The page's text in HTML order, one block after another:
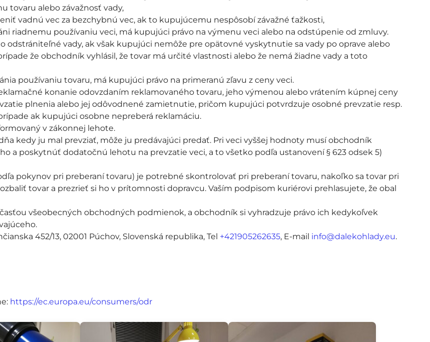
tovaru alebo závažnosť vady,
vadnú vec za bezchybnú vec, ak to kupujúcemu nespôsobí závažné ťažkosti,
riadnemu používaniu veci, má kupujúci právo na výmenu veci alebo na odstúpenie od zmluvy.
odstrániteľné vady, ak však kupujúci nemôže pre opätovné vyskytnutie sa vady po oprave alebo
že obchodník vyhlásil, že tovar má určité vlastnosti alebo že nemá žiadne vady a toto
používaniu tovaru, má kupujúci právo na primeranú zľavu z ceny veci.
konanie odovzdaním reklamovaného tovaru, jeho výmenou alebo vrátením kúpnej ceny
plnenia alebo jej odôvodnené zamietnutie, pričom kupujúci potvrdzuje osobné prevzatie resp.
ak kupujúci osobne nepreberá reklamáciu.
v zákonnej lehote.
kedy ju mal prevziať, môže ju predávajúci predať. Pri veci vyššej hodnoty musí obchodník
a poskytnúť dodatočnú lehotu na prevzatie veci, a to všetko podľa ustanovení § 623 odsek 5)
pokynov pri preberaní tovaru) je potrebné skontrolovať pri preberaní tovaru, nakoľko sa tovar pri
tovar a prezrieť si ho v prítomnosti dopravcu. Vaším podpisom kuriérovi prehlasujete, že obal
všeobecných obchodných podmienok, a obchodník si vyhradzuje právo ich kedykoľvek
452/13, 02001 Púchov, Slovenská republika, Tel +421905262635, E-mail info@dalekohlady.eu.
https://ec.europa.eu/consumers/odr